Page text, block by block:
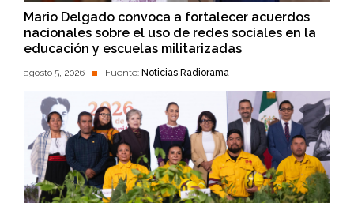
Mario Delgado convoca a fortalecer acuerdos
nacionales sobre el uso de redes sociales en la
educación y escuelas militarizadas
agosto 5, 2026 Fuente: Noticias Radiorama